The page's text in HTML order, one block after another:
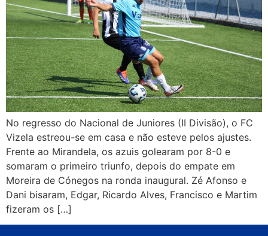
No regresso do Nacional de Juniores (II Divisão), o FC
Vizela estreou-se em casa e não esteve pelos ajustes.
Frente ao Mirandela, os azuis golearam por 8-0 e
somaram o primeiro triunfo, depois do empate em
Moreira de Cónegos na ronda inaugural. Zé Afonso e
Dani bisaram, Edgar, Ricardo Alves, Francisco e Martim
fizeram os […]